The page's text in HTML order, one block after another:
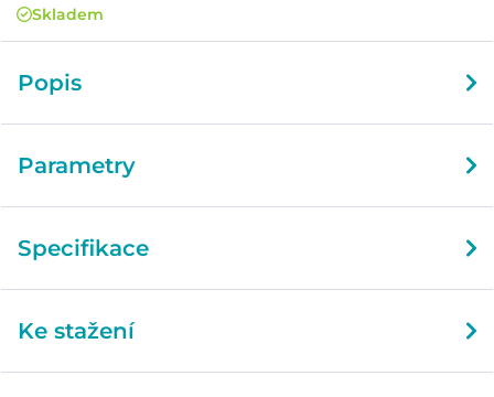
Skladem
Popis
Parametry
Specifikace
Ke stažení